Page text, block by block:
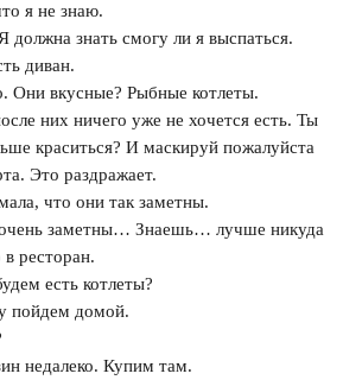
я не знаю.
знать смогу ли я выспаться.
диван.
вкусные? Рыбные котлеты.
них ничего уже не хочется есть. Ты
краситься? И маскируй пожалуйста
Это раздражает.
что они так заметны.
заметны… Знаешь… лучше никуда
ресторан.
есть котлеты?
пойдем домой.
недалеко. Купим там.